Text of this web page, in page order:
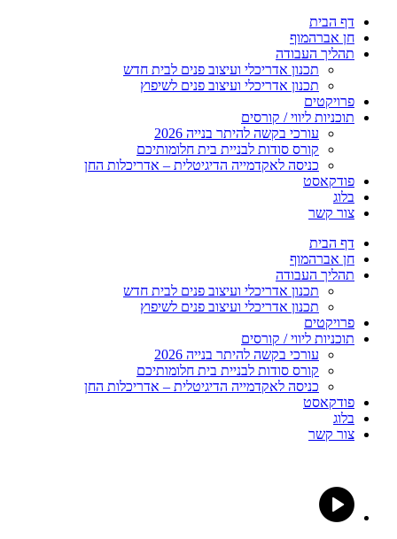
לתוכן
דף הבית
חן אברהמוף
תהליך העבודה
תכנון אדריכלי ועיצוב פנים לבית חדש
תכנון אדריכלי ועיצוב פנים לשיפוץ
פרויקטים
תוכניות ליווי / קורסים
עורכי בקשה להיתר בנייה 2026
קורס סודות לבניית בית חלומותיכם
כניסה לאקדמייה הדיגיטלית – אדריכלות החן
פודקאסט
בלוג
צור קשר
דף הבית
חן אברהמוף
תהליך העבודה
תכנון אדריכלי ועיצוב פנים לבית חדש
תכנון אדריכלי ועיצוב פנים לשיפוץ
פרויקטים
תוכניות ליווי / קורסים
עורכי בקשה להיתר בנייה 2026
קורס סודות לבניית בית חלומותיכם
כניסה לאקדמייה הדיגיטלית – אדריכלות החן
פודקאסט
בלוג
צור קשר